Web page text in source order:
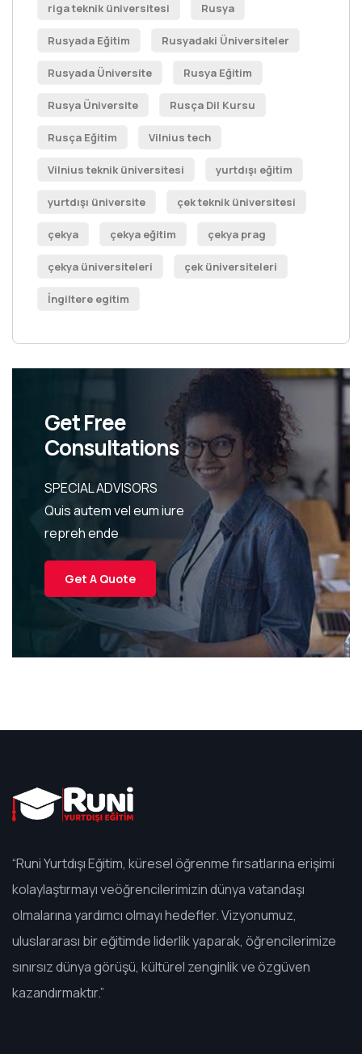
riga teknik üniversitesi Rusya
Rusyada Eğitim Rusyadaki Üniversiteler
Rusyada Üniversite Rusya Eğitim
Rusya Üniversite Rusça Dil Kursu
Rusça Eğitim Vilnius tech
Vilnius teknik üniversitesi yurtdışı eğitim
yurtdışı üniversite çek teknik üniversitesi
çekya çekya eğitim çekya prag
çekya üniversiteleri çek üniversiteleri
İngiltere egitim
Get Free
Consultations
SPECIAL ADVISORS
Quis autem vel eum iure
repreh ende
Get A Quote
“Runi Yurtdışı Eğitim, küresel öğrenme fırsatlarına erişimi
kolaylaştırmayı veöğrencilerimizin dünya vatandaşı
olmalarına yardımcı olmayı hedefler. Vizyonumuz,
uluslararası bir eğitimde liderlik yaparak, öğrencilerimize
sınırsız dünya görüşü, kültürel zenginlik ve özgüven
kazandırmaktır.”